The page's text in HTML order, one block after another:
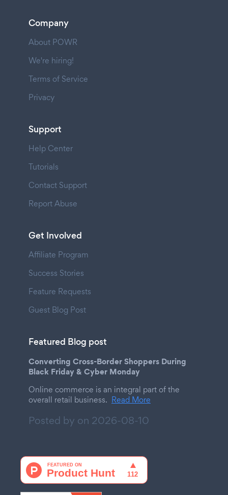
Company
About POWR
We're hiring!
Terms of Service
Privacy
Support
Help Center
Tutorials
Contact Support
Report Abuse
Get Involved
Affiliate Program
Success Stories
Feature Requests
Guest Blog Post
Featured Blog post
Converting Cross-Border Shoppers During
Black Friday & Cyber Monday
Online commerce is an integral part of the
overall retail business. Read More
Posted by on 2026-08-10